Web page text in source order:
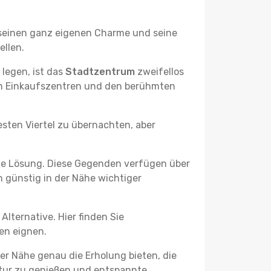
ganz eigenen Charme und seine
ist das Stadtzentrum zweifellos
Einkaufszentren und den berühmten
Viertel zu übernachten, aber
Diese Gegenden verfügen über
günstig in der Nähe wichtiger
Hier finden Sie
eignen.
Nähe genau die Erholung bieten, die